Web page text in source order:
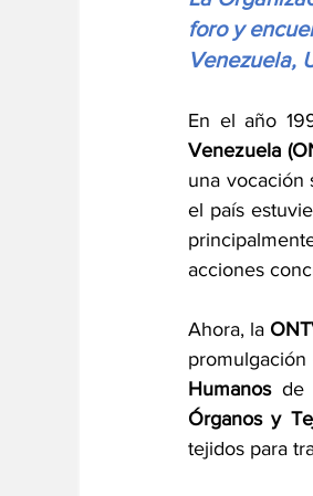
foro y
Venezuela,
En el año
Venezuela
una vocación
el país
acciones
Ahora, la
promulgación
Humanos de
Órganos y
tejidos para